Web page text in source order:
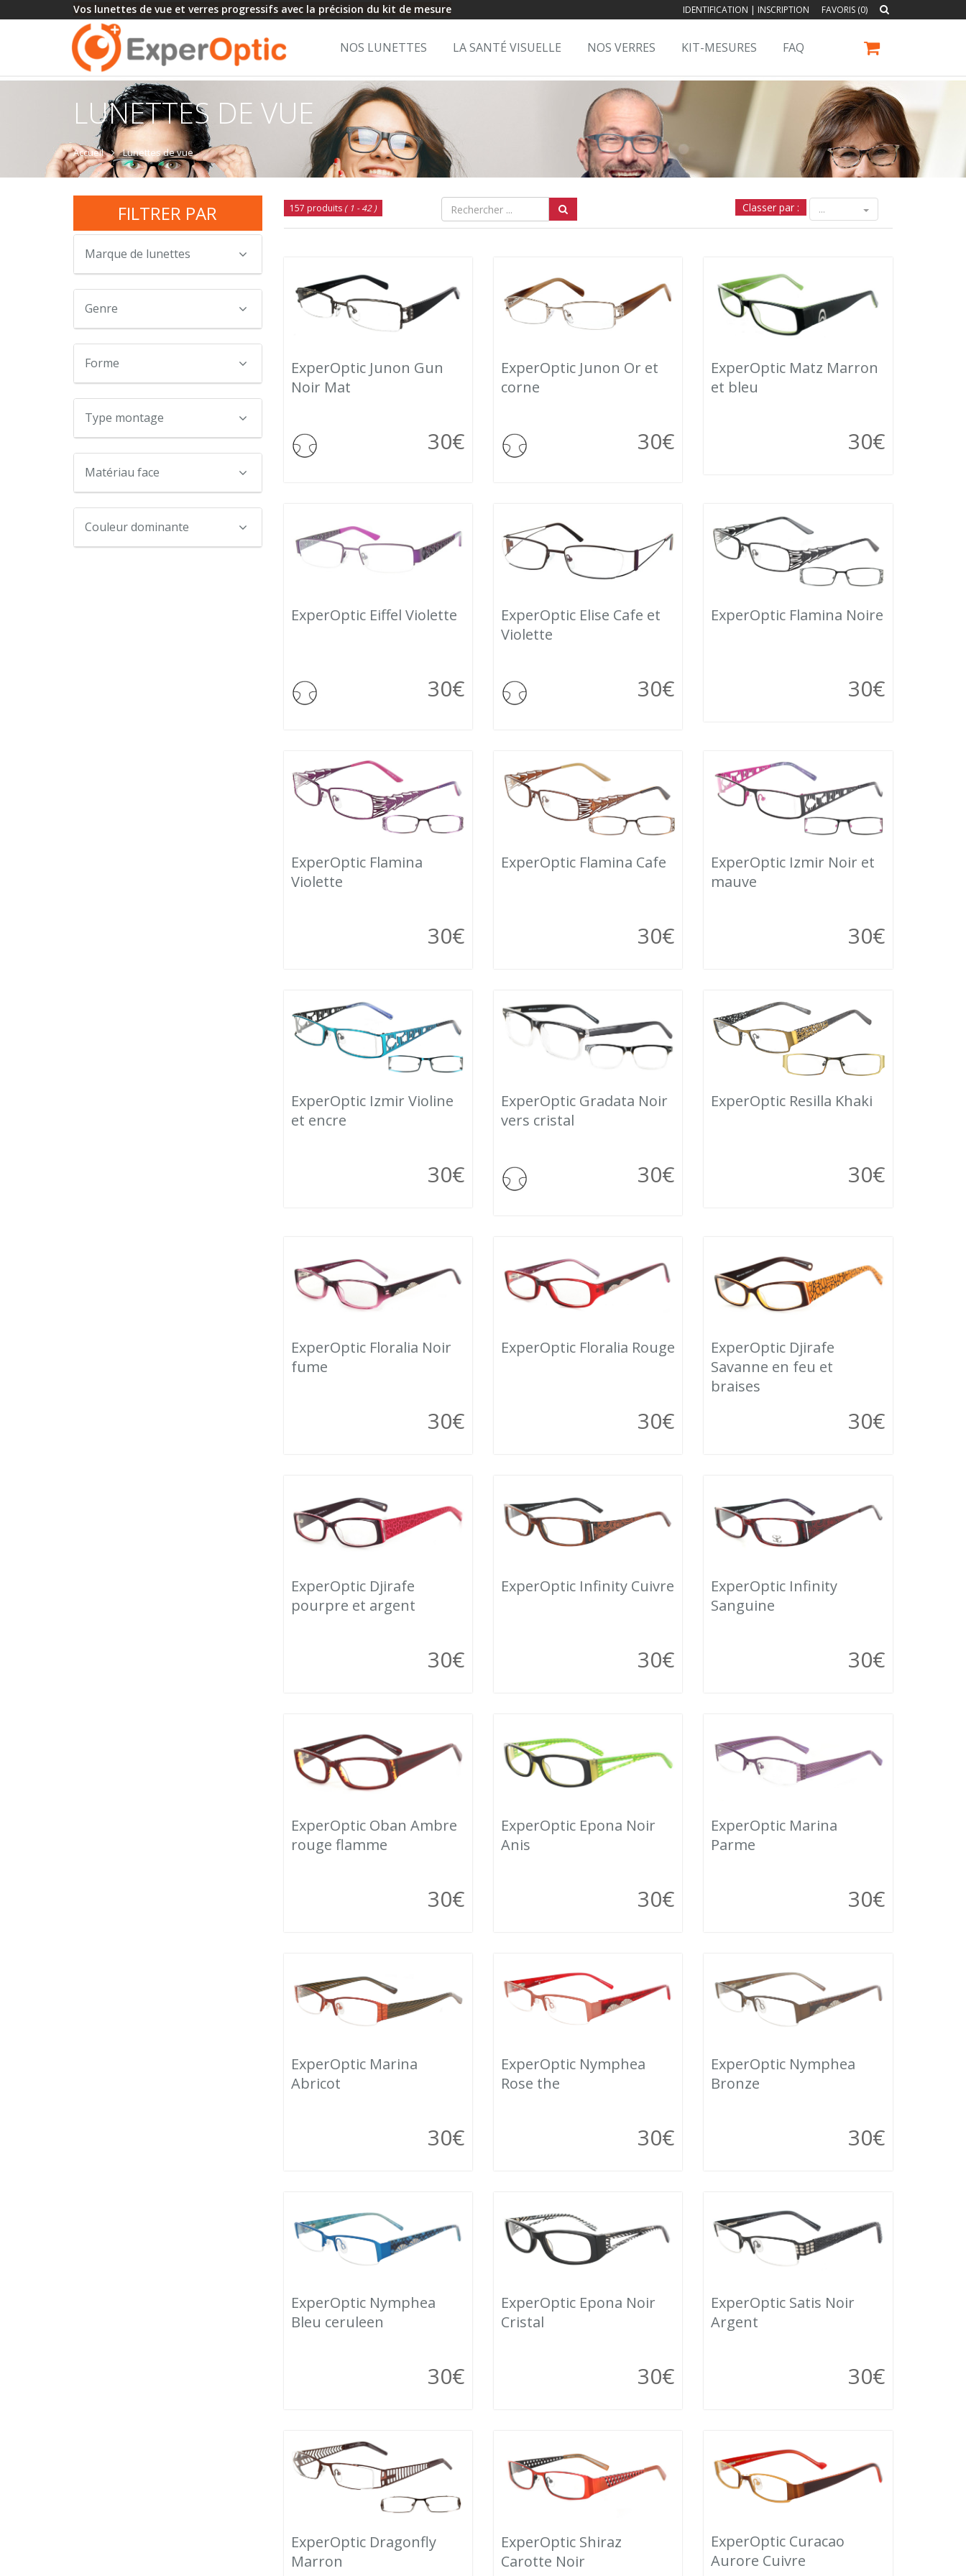
Vos lunettes de vue et verres progressifs avec la précision du kit de mesure IDENTIFICATION | INSCRIPTION FAVORIS (0)
NOS LUNETTES LA SANTÉ VISUELLE NOS VERRES KIT-MESURES FAQ
LUNETTES DE VUE
Accueil Lunettes de vue
FILTRER PAR
Marque de lunettes
Genre
Forme
Type montage
Matériau face
Couleur dominante
157 produits ( 1 - 42 ) Classer par : ...
ExperOptic Junon Gun
Noir Mat
€
30
ExperOptic Junon Or et
corne
€
30
ExperOptic Matz Marron
et bleu
€
30
ExperOptic Eiffel Violette
€
30
ExperOptic Elise Cafe et
Violette
€
30
ExperOptic Flamina Noire
€
30
ExperOptic Flamina
Violette
€
30
ExperOptic Flamina Cafe
€
30
ExperOptic Izmir Noir et
mauve
€
30
ExperOptic Izmir Violine
et encre
€
30
ExperOptic Gradata Noir
vers cristal
€
30
ExperOptic Resilla Khaki
€
30
ExperOptic Floralia Noir
fume
€
30
ExperOptic Floralia Rouge
€
30
ExperOptic Djirafe
Savanne en feu et
braises
€
30
ExperOptic Djirafe
pourpre et argent
€
30
ExperOptic Infinity Cuivre
€
30
ExperOptic Infinity
Sanguine
€
30
ExperOptic Oban Ambre
rouge flamme
€
30
ExperOptic Epona Noir
Anis
€
30
ExperOptic Marina
Parme
€
30
ExperOptic Marina
Abricot
€
30
ExperOptic Nymphea
Rose the
€
30
ExperOptic Nymphea
Bronze
€
30
ExperOptic Nymphea
Bleu ceruleen
€
30
ExperOptic Epona Noir
Cristal
€
30
ExperOptic Satis Noir
Argent
€
30
ExperOptic Dragonfly
Marron
ExperOptic Shiraz
Carotte Noir
ExperOptic Curacao
Aurore Cuivre